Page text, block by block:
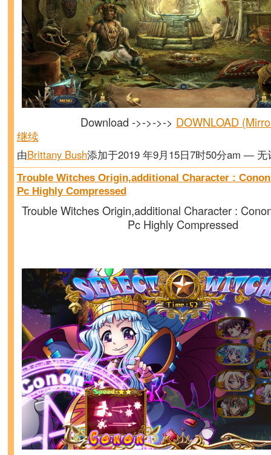
Download ->->->-> DOWNLOAD
继续
由Brittany Bush添加于2019 年9月15日7时50分am — 无
Trouble Witches Origin,additional Character :
Pc Highly Compressed
Trouble Witches Origin,additional Character :
Pc Highly Compressed